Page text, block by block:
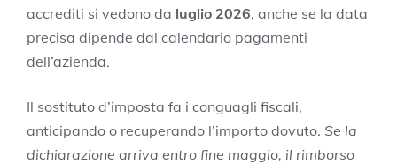
accrediti si vedono da luglio 2026, anche se la data
precisa dipende dal calendario pagamenti
dell’azienda.
Il sostituto d’imposta fa i conguagli fiscali,
anticipando o recuperando l’importo dovuto. Se la
dichiarazione arriva entro fine maggio, il rimborso